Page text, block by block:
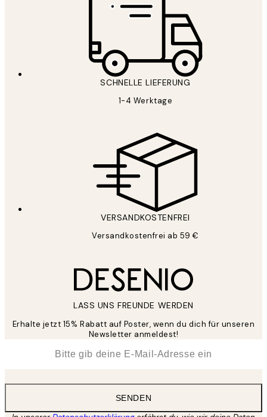
SCHNELLE LIEFERUNG
1-4 Werktage
VERSANDKOSTENFREI
Versandkostenfrei ab 59 €
LASS UNS FREUNDE WERDEN
Erhalte jetzt 15% Rabatt auf Poster, wenn du dich für unseren
Newsletter anmeldest!
SENDEN